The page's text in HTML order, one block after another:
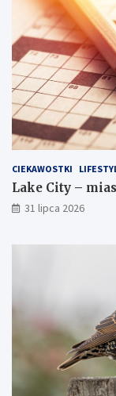
CIEKAWOSTKI
Lake City –
31 lipca 2026